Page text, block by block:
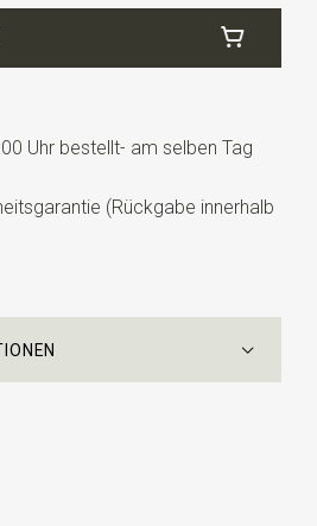
Uhr bestellt- am selben Tag
(Rückgabe innerhalb